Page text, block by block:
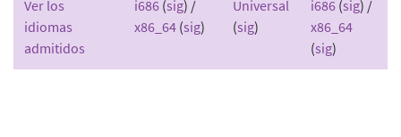
Ver los
idiomas
admitidos
i686 (sig) /
x86_64 (sig)
Universal
(sig)
i686 (sig) /
x86_64
(sig)